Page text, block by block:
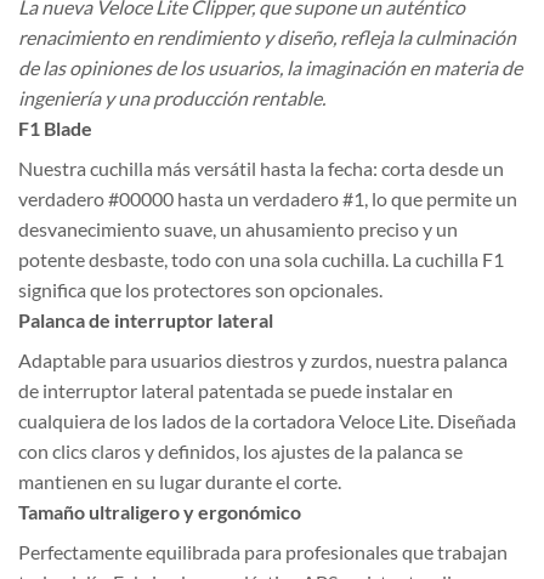
La nueva Veloce Lite Clipper, que supone un auténtico
renacimiento en rendimiento y diseño, refleja la culminación
de las opiniones de los usuarios, la imaginación en materia de
ingeniería y una producción rentable.
F1 Blade
Nuestra cuchilla más versátil hasta la fecha: corta desde un
verdadero #00000 hasta un verdadero #1, lo que permite un
desvanecimiento suave, un ahusamiento preciso y un
potente desbaste, todo con una sola cuchilla. La cuchilla F1
significa que los protectores son opcionales.
Palanca de interruptor lateral
Adaptable para usuarios diestros y zurdos, nuestra palanca
de interruptor lateral patentada se puede instalar en
cualquiera de los lados de la cortadora Veloce Lite. Diseñada
con clics claros y definidos, los ajustes de la palanca se
mantienen en su lugar durante el corte.
Tamaño ultraligero y ergonómico
Perfectamente equilibrada para profesionales que trabajan